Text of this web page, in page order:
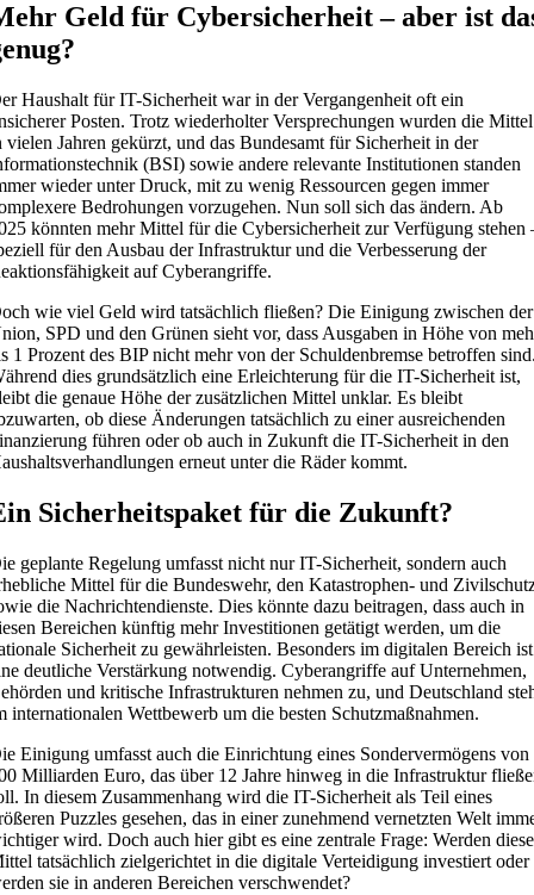
Geld für Cybersicherheit – aber ist
Haushalt für IT-Sicherheit war in der Vergangenheit oft ein
Posten. Trotz wiederholter Versprechungen wurden die Mittel
vielen Jahren gekürzt, und das Bundesamt für Sicherheit in der
(BSI) sowie andere relevante Institutionen standen
wieder unter Druck, mit zu wenig Ressourcen gegen immer
Bedrohungen vorzugehen. Nun soll sich das ändern. Ab
könnten mehr Mittel für die Cybersicherheit zur Verfügung stehen
für den Ausbau der Infrastruktur und die Verbesserung der
auf Cyberangriffe.
wie viel Geld wird tatsächlich fließen? Die Einigung zwischen der
SPD und den Grünen sieht vor, dass Ausgaben in Höhe von
1 Prozent des BIP nicht mehr von der Schuldenbremse betroffen
dies grundsätzlich eine Erleichterung für die IT-Sicherheit ist,
die genaue Höhe der zusätzlichen Mittel unklar. Es bleibt
ob diese Änderungen tatsächlich zu einer ausreichenden
führen oder ob auch in Zukunft die IT-Sicherheit in den
erneut unter die Räder kommt.
Sicherheitspaket für die Zukunft?
geplante Regelung umfasst nicht nur IT-Sicherheit, sondern auch
Mittel für die Bundeswehr, den Katastrophen- und
die Nachrichtendienste. Dies könnte dazu beitragen, dass auch in
Bereichen künftig mehr Investitionen getätigt werden, um die
Sicherheit zu gewährleisten. Besonders im digitalen Bereich ist
deutliche Verstärkung notwendig. Cyberangriffe auf Unternehmen,
und kritische Infrastrukturen nehmen zu, und Deutschland
internationalen Wettbewerb um die besten Schutzmaßnahmen.
Einigung umfasst auch die Einrichtung eines Sondervermögens von
Milliarden Euro, das über 12 Jahre hinweg in die Infrastruktur
In diesem Zusammenhang wird die IT-Sicherheit als Teil eines
Puzzles gesehen, das in einer zunehmend vernetzten Welt
wird. Doch auch hier gibt es eine zentrale Frage: Werden diese
tatsächlich zielgerichtet in die digitale Verteidigung investiert oder
sie in anderen Bereichen verschwendet?